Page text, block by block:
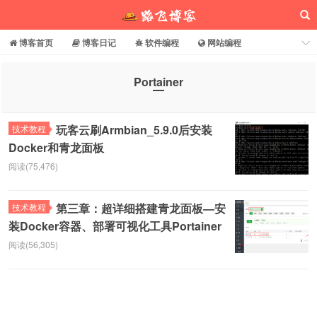
博客首页 博客日记 软件编程
网站编程
Portainer
技术教程
玩客云刷Armbian_5.9.0后安装
Docker和青龙面板
阅读(75,476)
技术教程
第三章：超详细搭建青龙面板—安
装Docker容器、部署可视化工具Portainer
阅读(56,305)